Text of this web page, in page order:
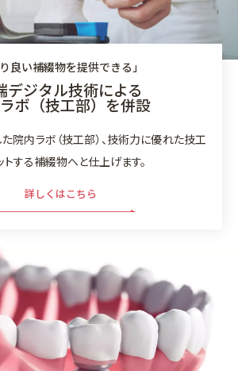
り良い補綴物を提供できる」
デジタル技術による
ボ（技工部）を併設
院内ラボ（技工部）、技術力に優れた技工
トする補綴物へと仕上げます。
詳しくはこちら